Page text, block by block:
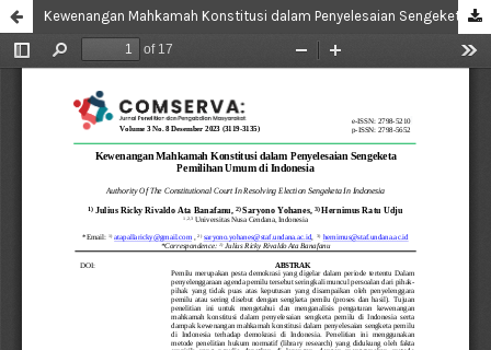
Kewenangan Mahkamah Konstitusi dalam Penyelesaian Sengeketa Pemilihan Umum di Indonesia